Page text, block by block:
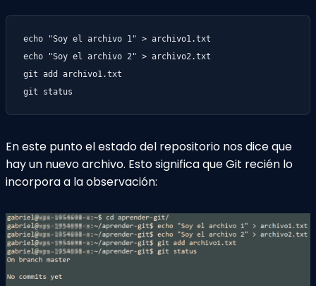
echo "Soy el archivo 1" > archivo1.txt
echo "Soy el archivo 2" > archivo2.txt
git add archivo1.txt
git status
En este punto el estado del repositorio nos dice que
hay un nuevo archivo. Esto significa que Git recién lo
incorpora a la observación: